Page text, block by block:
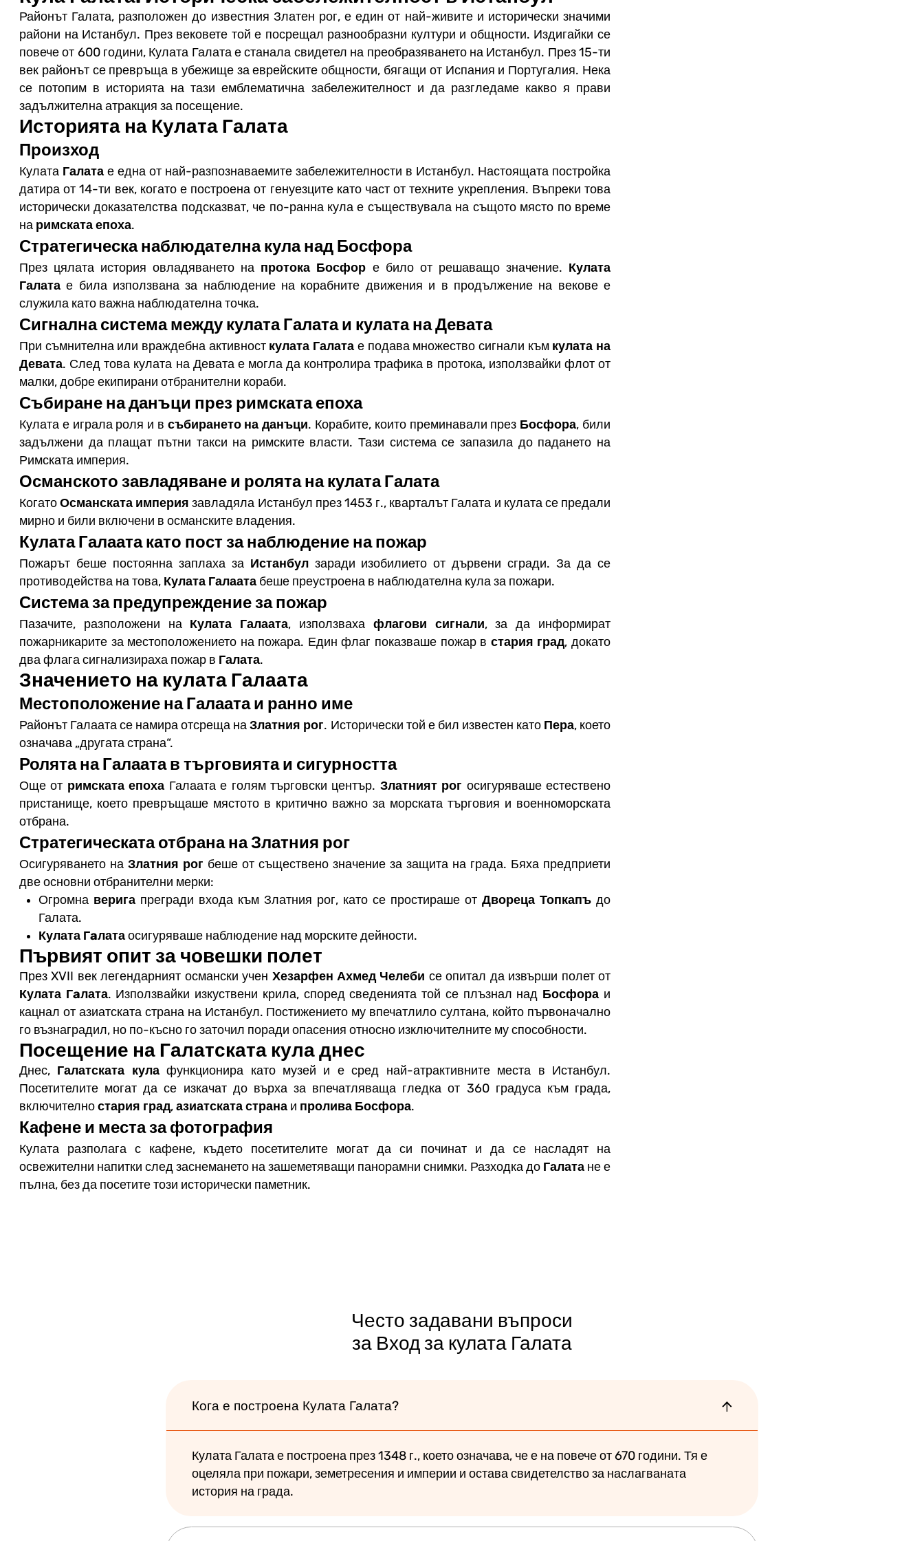
Районът Галата, разположен до известния Златен рог, е един от най-живите и исторически значими
райони на Истанбул. През вековете той е посрещал разнообразни култури и общности. Издигайки се
повече от 600 години, Кулата Галата е станала свидетел на преобразяването на Истанбул. През 15-ти
век районът се превръща в убежище за еврейските общности, бягащи от Испания и Португалия. Нека
се потопим в историята на тази емблематична забележителност и да разгледаме какво я прави
задължителна атракция за посещение.
Историята на Кулата Галата
Произход
Кулата Галатае една от най-разпознаваемите забележителности в Истанбул. Настоящата постройка
датира от 14-ти век, когато е построена от генуезците като част от техните укрепления. Въпреки това
исторически доказателства подсказват, че по-ранна кула е съществувала на същото място по време
на римската епоха.
Стратегическа наблюдателна кула над Босфора
През цялата история овладяването на протока Босфор е било от решаващо значение. Кулата
Галатае била използвана за наблюдение на корабните движения и в продължение на векове е
служила като важна наблюдателна точка.
Сигнална система между кулата Галата и кулата на Девата
При съмнителна или враждебна активност кулата Галата е подава множество сигнали към кулата на
Девата. След това кулата на Девата е могла да контролира трафика в протока, използвайки флот от
малки, добре екипирани отбранителни кораби.
Събиране на данъци през римската епоха
Кулата е играла роля и в събирането на данъци. Корабите, които преминавали през Босфора, били
задължени да плащат пътни такси на римските власти. Тази система се запазила до падането на
Римската империя.
Османското завладяване и ролята на кулата Галата
КогатоОсманската империя завладяла Истанбул през 1453 г., кварталът Галата и кулата се предали
мирно и били включени в османските владения.
Кулата Галаата като пост за наблюдение на пожар
Пожарът беше постоянна заплаха за Истанбулзаради изобилието от дървени сгради. За да се
противодейства на това, Кулата Галаатабеше преустроена в наблюдателна кула за пожари.
Система за предупреждение за пожар
Пазачите, разположени на Кулата Галаата, използваха флагови сигнали, за да информират
пожарникарите за местоположението на пожара. Един флаг показваше пожар в стария град, докато
два флага сигнализираха пожар в Галата.
Значението на кулата Галаата
Местоположение на Галаата и ранно име
Районът Галаата се намира отсреща наЗлатния рог. Исторически той е бил известен като Пера, което
означава „другата страна“.
Ролята на Галаата в търговията и сигурността
Още от римската епоха Галаата е голям търговски център. Златният рог осигуряваше естествено
пристанище, което превръщаше мястото в критично важно за морската търговия и военноморската
отбрана.
Стратегическата отбрана на Златния рог
Осигуряването на Златния рог беше от съществено значение за защита на града. Бяха предприети
две основни отбранителни мерки:
Огромна веригапрегради входа към Златния рог, като се простираше от Двореца Топкапъдо
Галата.
Кулата Гaлатаосигуряваше наблюдение над морските дейности.
Първият опит за човешки полет
През XVII век легендарният османски учен Хезарфен Ахмед Челеби се опитал да извърши полет от
Кулата Гaлата. Използвайки изкуствени крила, според сведенията той се плъзнал над Босфора и
кацнал от азиатската страна на Истанбул. Постижението му впечатлило султана, който първоначално
го възнаградил, но по-късно го заточил поради опасения относно изключителните му способности.
Посещение на Галатската кула днес
Днес, Галатската кулафункционира като музей и е сред най-атрактивните места в Истанбул.
Посетителите могат да се изкачат до върха за впечатляваща гледка от 360 градуса към града,
включително стария град, азиатската странаи пролива Босфора.
Кафене и места за фотография
Кулата разполага с кафене, където посетителите могат да си починат и да се насладят на
освежителни напитки след заснемането на зашеметяващи панорамни снимки. Разходка до Галатане е
пълна, без да посетите този исторически паметник.
Често задавани въпроси
за Вход за кулата Галата
Кога е построена Кулата Галата?
Кулата Галата е построена през 1348 г., което означава, че е на повече от 670 години. Тя е
оцеляла при пожари, земетресения и империи и остава свидетелство за наслагваната
история на града.